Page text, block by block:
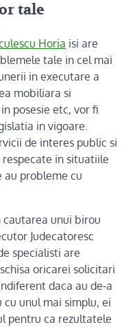
tale
Horia isi are
tale in cel mai
in executare a
mobiliara si
posesie etc, vor fi
in vigoare.
de interes public si
in situatiile
au probleme cu
cautarea unui birou
Judecatoresc
specialisti are
oricarei solicitari
daca au de-a
unul mai simplu, ei
pentru ca rezultatele